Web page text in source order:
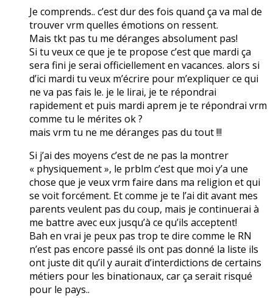
Je comprends.. c’est dur des fois quand ça va mal de
trouver vrm quelles émotions on ressent.
Mais tkt pas tu me déranges absolument pas!
Si tu veux ce que je te propose c’est que mardi ça
sera fini je serai officiellement en vacances. alors si
d’ici mardi tu veux m’écrire pour m’expliquer ce qui
ne va pas fais le. je le lirai, je te répondrai
rapidement et puis mardi aprem je te répondrai vrm
comme tu le mérites ok ?
mais vrm tu ne me déranges pas du tout !!!
Si j’ai des moyens c’est de ne pas la montrer
« physiquement », le prblm c’est que moi y’a une
chose que je veux vrm faire dans ma religion et qui
se voit forcément. Et comme je te l’ai dit avant mes
parents veulent pas du coup, mais je continuerai à
me battre avec eux jusqu’à ce qu’ils acceptent!
Bah en vrai je peux pas trop te dire comme le RN
n’est pas encore passé ils ont pas donné la liste ils
ont juste dit qu’il y aurait d’interdictions de certains
métiers pour les binationaux, car ça serait risqué
pour le pays..